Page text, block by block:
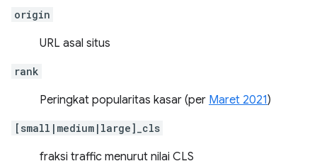
origin
URL asal situs
rank
Peringkat popularitas kasar (per Maret 2021)
[small|medium|large]_cls
fraksi traffic menurut nilai CLS